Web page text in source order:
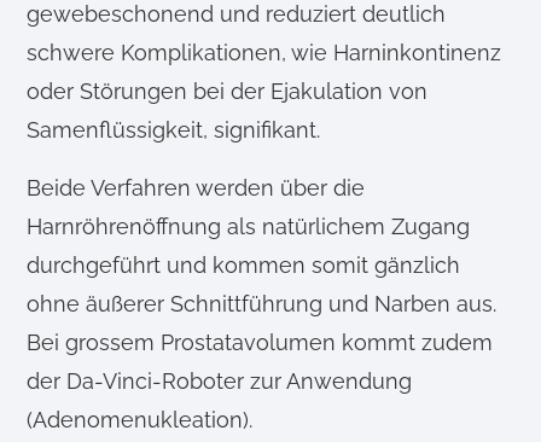
gewebeschonend und reduziert deutlich
schwere Komplikationen, wie Harninkontinenz
oder Störungen bei der Ejakulation von
Samenflüssigkeit, signifikant.
Beide Verfahren werden über die
Harnröhrenöffnung als natürlichem Zugang
durchgeführt und kommen somit gänzlich
ohne äußerer Schnittführung und Narben aus.
Bei grossem Prostatavolumen kommt zudem
der Da-Vinci-Roboter zur Anwendung
(Adenomenukleation).